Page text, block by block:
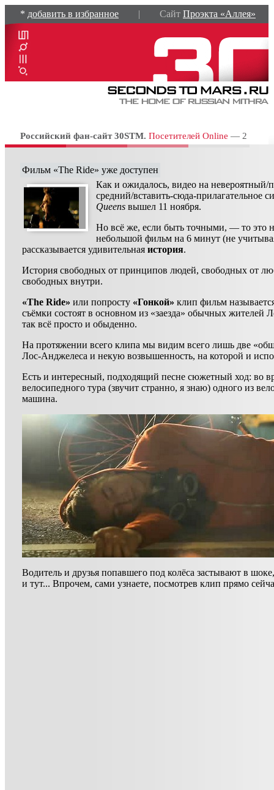
* добавить в избранное | Сайт Проэкта «Аллея»
Российский фан-сайт 30STM. Посетителей Online — 2
Фильм «The Ride» уже доступен
Как и ожидалось, видео на
средний/вставить-сюда-прилагательное
Queens вышел 11 ноября.
Но всё же, если быть точными, — то это
небольшой фильм на 6 минут (не
рассказывается удивительная история.
История свободных от принципов людей, свободных от
свободных внутри.
«The Ride» или попросту «Гонкой» клип фильм
съёмки состоят в основном из «заезда» обычных жителей
так всё просто и обыденно.
На протяжении всего клипа мы видим всего лишь две
Лос-Анджелеса и некую возвышенность, на которой и
Есть и интересный, подходящий песне сюжетный ход: во
велосипедного тура (звучит странно, я знаю) одного из
машина.
Водитель и друзья попавшего под колёса застывают в
и тут... Впрочем, сами узнаете, посмотрев клип прямо